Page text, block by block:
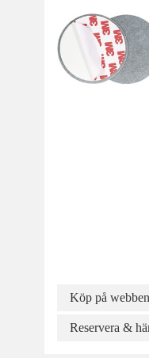
Köp på webben
Reservera &